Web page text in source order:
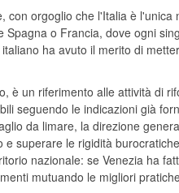
con orgoglio che l'Italia è
Spagna o Francia, dove ogni
ha avuto il merito di
è un riferimento alle attività di
seguendo le indicazioni già
da limare, la direzione
e superare le rigidità
nazionale: se Venezia ha
mutuando le migliori